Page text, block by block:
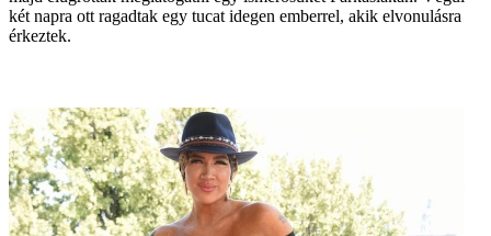
két napra ott ragadtak egy tucat idegen emberrel, akik elvonulásra
érkeztek.